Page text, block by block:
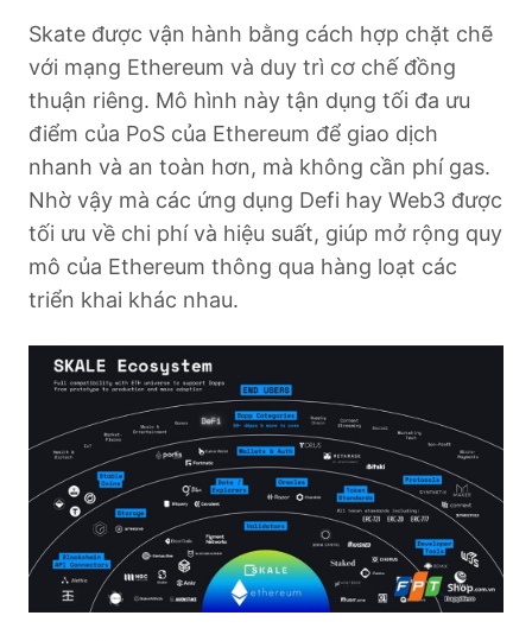
Skate được vận hành bằng cách hợp chặt chẽ
với mạng Ethereum và duy trì cơ chế đồng
thuận riêng. Mô hình này tận dụng tối đa ưu
điểm của PoS của Ethereum để giao dịch
nhanh và an toàn hơn, mà không cần phí gas.
Nhờ vậy mà các ứng dụng Defi hay Web3 được
tối ưu về chi phí và hiệu suất, giúp mở rộng quy
mô của Ethereum thông qua hàng loạt các
triển khai khác nhau.